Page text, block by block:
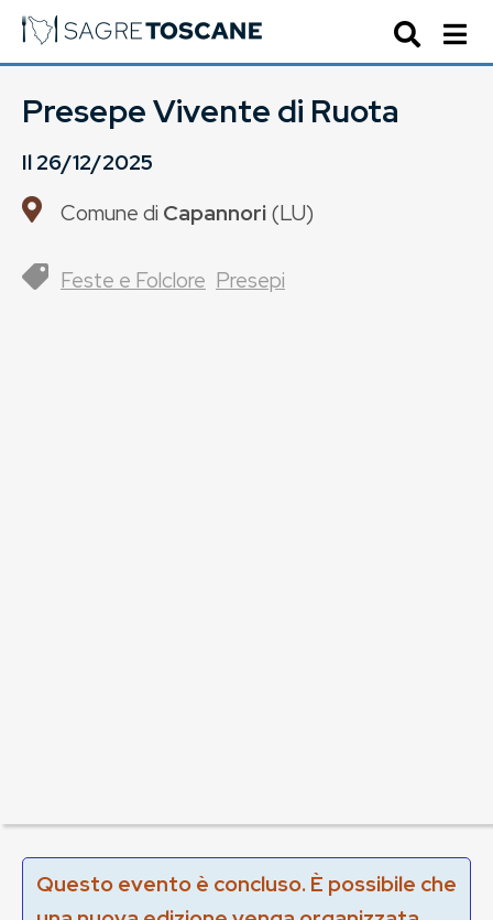
Presepe Vivente di Ruota
Il26/12/2025
Comune di Capannori(LU)
Feste e Folclore Presepi
Questo evento è concluso. È possibile che